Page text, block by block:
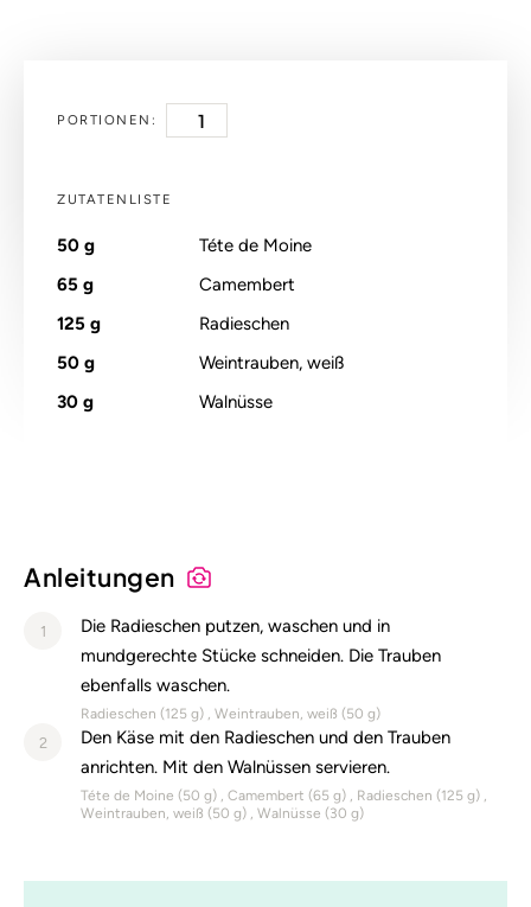
PORTIONEN:
ZUTATENLISTE
50 g
Téte de Moine
65 g
Camembert
125 g
Radieschen
50 g
Weintrauben, weiß
30 g Walnüsse
Anleitungen
1
Die Radieschen putzen, waschen und in
mundgerechte Stücke schneiden. Die Trauben
ebenfalls waschen.
Radieschen (125 g) Weintrauben, weiß (50 g)
2
Den Käse mit den Radieschen und den Trauben
anrichten. Mit den Walnüssen servieren.
Téte de Moine (50 g) Camembert (65 g) Radieschen (125 g)
Weintrauben, weiß (50 g) Walnüsse (30 g)